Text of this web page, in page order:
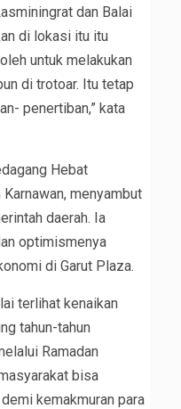
dan Balai
di lokasi itu itu
untuk melakukan
di trotoar. Itu tetap
penertiban,” kata
Hebat
menyambut
daerah. Ia
optimismenya
di Garut Plaza.
terlihat kenaikan
tahun-tahun
Ramadan
bisa
kemakmuran para